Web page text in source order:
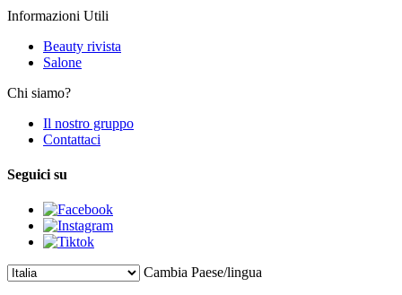
Informazioni Utili
Beauty rivista
Salone
Chi siamo?
Il nostro gruppo
Contattaci
Seguici su
Cambia Paese/lingua